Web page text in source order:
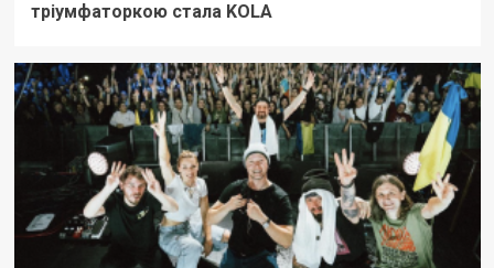
тріумфаторкою стала KOLA